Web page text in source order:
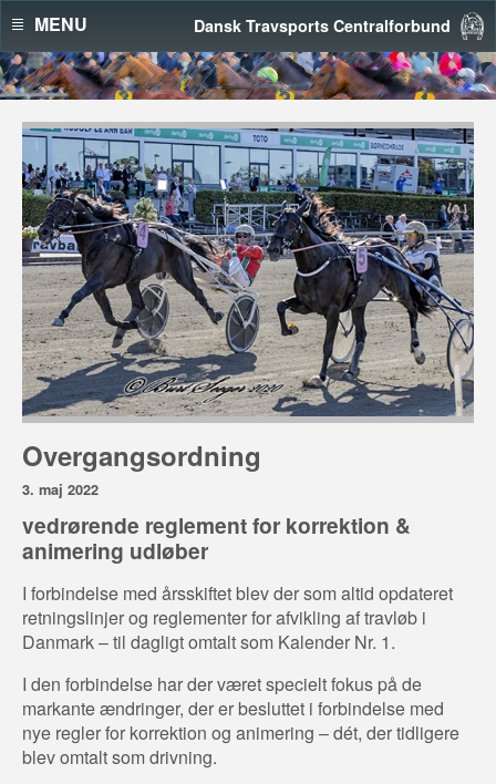
Dansk Travsports Centralforbund
MENU
Overgangsordning
3. maj 2022
vedrørende reglement for korrektion &
animering udløber
I forbindelse med årsskiftet blev der som altid opdateret
retningslinjer og reglementer for afvikling af travløb i
Danmark – til dagligt omtalt som Kalender Nr. 1.
I den forbindelse har der været specielt fokus på de
markante ændringer, der er besluttet i forbindelse med
nye regler for korrektion og animering – dét, der tidligere
blev omtalt som drivning.